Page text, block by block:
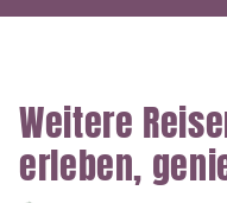
Weitere
erleben,